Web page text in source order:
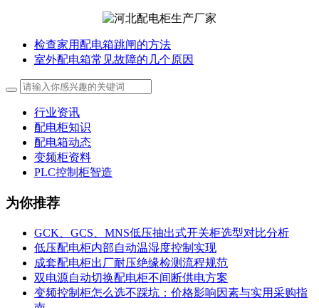
检查家用配电箱跳闸的方法
室外配电箱常见故障的几个原因
行业资讯
配电柜知识
配电箱动态
变频柜资料
PLC控制柜智造
为你推荐
GCK、GCS、MNS低压抽出式开关柜选型对比分析
低压配电柜内部自动温湿度控制实现
成套配电柜出厂耐压绝缘检测流程规范
双电源自动切换配电柜不间断供电方案
变频控制柜怎么选不踩坑：价格影响因素与实用采购指